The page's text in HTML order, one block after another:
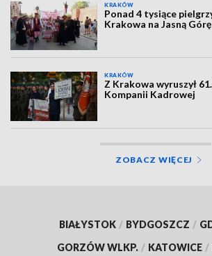
KRAKÓW
Ponad 4 tysiące
Krakowa na Jasną Górę
KRAKÓW
Z Krakowa wyruszył
Kompanii Kadrowej
ZOBACZ WIĘCEJ
BIAŁYSTOK / BYDGOSZCZ /
GORZÓW WLKP. / KATOWICE /